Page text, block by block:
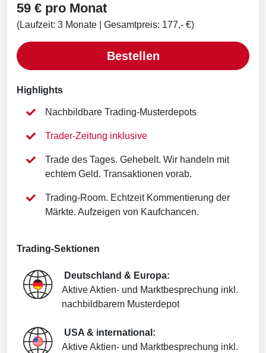
59 € pro Monat
(Laufzeit: 3 Monate | Gesamtpreis: 177,- €)
Bestellen
Highlights
Nachbildbare Trading-Musterdepots
Trader-Zeitung inklusive
Trade des Tages. Gehebelt. Wir handeln mit
echtem Geld. Transaktionen vorab.
Trading-Room. Echtzeit Kommentierung der
Märkte. Aufzeigen von Kaufchancen.
Trading-Sektionen
Deutschland & Europa:
Aktive Aktien- und Marktbesprechung inkl.
nachbildbarem Musterdepot
USA & international:
Aktive Aktien- und Marktbesprechung inkl.